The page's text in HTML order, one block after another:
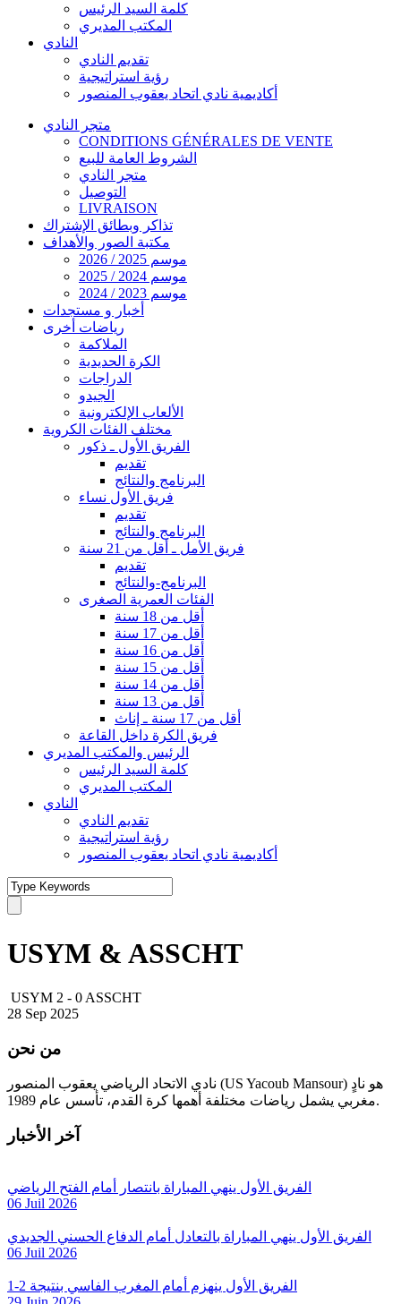
كلمة السيد الرئيس
المكتب المديري
النادي
تقديم النادي
رؤية استراتيجية
أكاديمية نادي اتحاد يعقوب المنصور
متجر النادي
CONDITIONS GÉNÉRALES DE VENTE
الشروط العامة للبيع
متجر النادي
التوصيل
LIVRAISON
تذاكر وبطائق الإشتراك
مكتبة الصور والأهداف
موسم 2025 / 2026
موسم 2024 / 2025
موسم 2023 / 2024
أخبار و مستجدات
رياضات أخرى
الملاكمة
الكرة الحديدية
الدراجات
الجيدو
الألعاب الإلكترونية
مختلف الفئات الكروية
الفريق الأول ـ ذكور
تقديم
البرنامج والنتائج
فريق الأول نساء
تقديم
البرنامج والنتائج
فريق الأمل ـ أقل من 21 سنة
تقديم
البرنامج-والنتائج
الفئات العمرية الصغرى
أقل من 18 سنة
أقل من 17 سنة
أقل من 16 سنة
أقل من 15 سنة
أقل من 14 سنة
أقل من 13 سنة
أقل من 17 سنة ـ إناث
فريق الكرة داخل القاعة
الرئيس والمكتب المديري
كلمة السيد الرئيس
المكتب المديري
النادي
تقديم النادي
رؤية استراتيجية
أكاديمية نادي اتحاد يعقوب المنصور
USYM & ASSCHT
USYM 2 - 0 ASSCHT
28 Sep 2025
من نحن
نادي الاتحاد الرياضي يعقوب المنصور (US Yacoub Mansour) هو نادٍ
مغربي يشمل رياضات مختلفة أهمها كرة القدم، تأسس عام 1989.
آخر الأخبار
الفريق الأول ينهي المباراة بانتصار أمام الفتح الرياضي
06 Juil 2026
الفريق الأول ينهي المباراة بالتعادل أمام الدفاع الحسني الجديدي
06 Juil 2026
الفريق الأول ينهزم أمام المغرب الفاسي بنتيجة 2-1